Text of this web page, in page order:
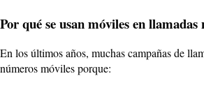
Por qué se usan móviles en llamadas
En los últimos años, muchas campañas de
números móviles porque: